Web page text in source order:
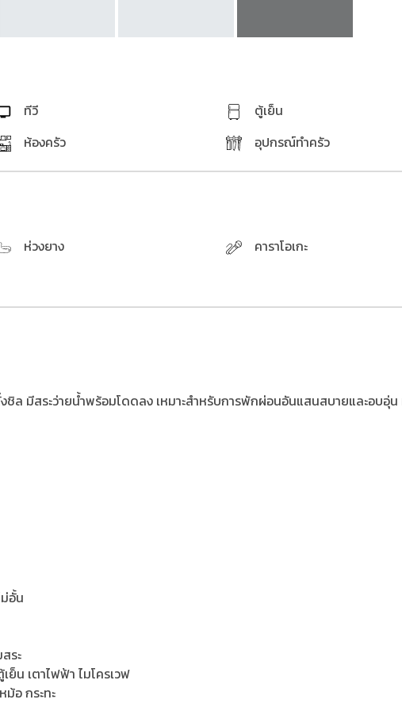
ทีวี ตู้เย็น
ห้องครัว อุปกรณ์ทำครัว
ห่วงยาง คาราโอเกะ
ล มีสระว่ายน้ำพร้อมโดดลง เหมาะสำหรับการพักผ่อนอันแสนสบายและอบอุ่น
อั้น
ระ
ย็น เตาไฟฟ้า ไมโครเวฟ
อ กระทะ